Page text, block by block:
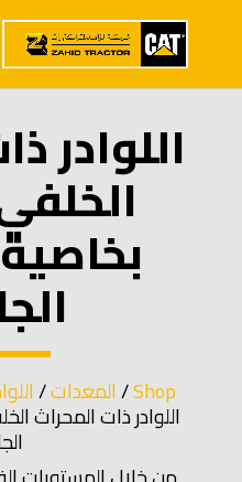
اللوادر
Shop
/المعدات/
اللوادر ذات المحراث